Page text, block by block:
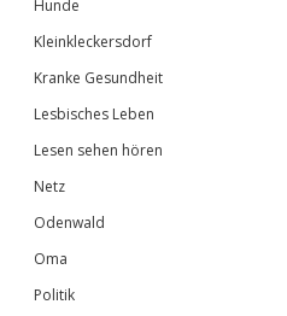
Hunde
Kleinkleckersdorf
Kranke Gesundheit
Lesbisches Leben
Lesen sehen hören
Netz
Odenwald
Oma
Politik